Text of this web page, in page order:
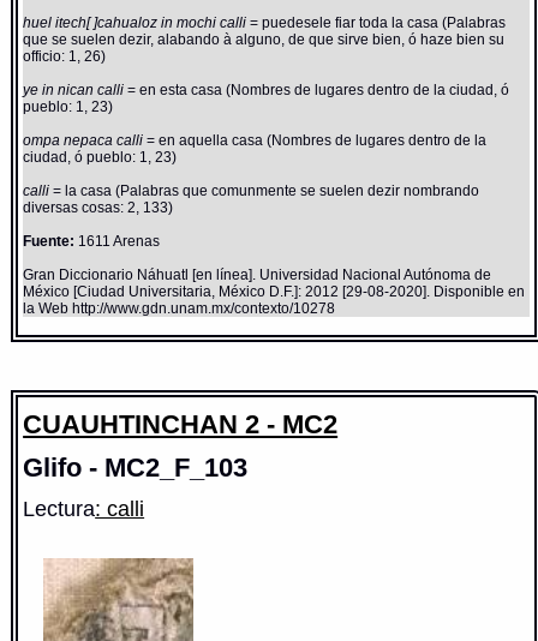
huel itech[ ]cahualoz in mochi calli= puedesele fiar toda la casa (Palabras
que se suelen dezir, alabando à alguno, de que sirve bien, ó haze bien su
officio: 1, 26)
ye in nican calli= en esta casa (Nombres de lugares dentro de la ciudad, ó
pueblo: 1, 23)
ompa nepaca calli= en aquella casa (Nombres de lugares dentro de la
ciudad, ó pueblo: 1, 23)
calli= la casa (Palabras que comunmente se suelen dezir nombrando
diversas cosas: 2, 133)
Fuente: 1611 Arenas
Gran Diccionario Náhuatl [en línea]. Universidad Nacional Autónoma de
México [Ciudad Universitaria, México D.F.]: 2012 [29-08-2020]. Disponible en
la Web http://www.gdn.unam.mx/contexto/10278
CUAUHTINCHAN 2 - MC2
Glifo - MC2_F_103
Lectura: calli